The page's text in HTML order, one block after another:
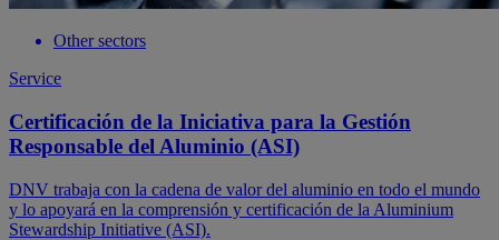
Other sectors
Service
Certificación de la Iniciativa para la Gestión
Responsable del Aluminio (ASI)
DNV trabaja con la cadena de valor del aluminio en todo el mundo
y lo apoyará en la comprensión y certificación de la Aluminium
Stewardship Initiative (ASI).